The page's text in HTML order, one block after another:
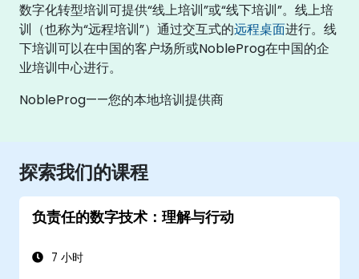
数字化转型培训可提供“线上培训”或“线下培训”。线上培
训（也称为“远程培训”）通过交互式的远程桌面进行。线
下培训可以在中国的客户场所或NobleProg在中国的企
业培训中心进行。
NobleProg——您的本地培训提供商
探索我们的课程
负责任的数字技术：理解与行动
7 小时